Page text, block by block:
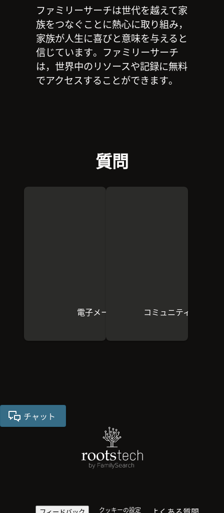
ファミリーサーチは世代を越えて家
族をつなぐことに熱心に取り組み，
家族が人生に喜びと意味を与えると
信じています。ファミリーサーチ
は，世界中のリソースや記録に無料
でアクセスすることができます。
質問
電子メールで送る コミュニティーに参
チャット
クッキーの設定